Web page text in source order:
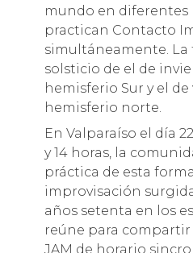
mundo en diferentes
practican Contacto
simultáneamente. La
solsticio de el de
hemisferio Sur y el de
hemisferio norte.
En Valparaíso el día
y 14 horas, la
práctica de esta
improvisación
años setenta en los
reúne para compartir
JAM de horario